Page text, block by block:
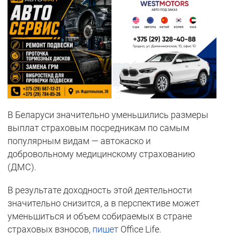
В Беларуси значительно уменьшились размеры
выплат страховым посредникам по самым
популярным видам — автокаско и
добровольному медицинскому страхованию
(ДМС).
В результате доходность этой деятельности
значительно снизится, а в перспективе может
уменьшиться и объем собираемых в стране
страховых взносов, пишет Office Life.